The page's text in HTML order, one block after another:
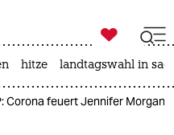

taz zahl ich
hitze landtagswahl in
Corona feuert Jennifer Morgan